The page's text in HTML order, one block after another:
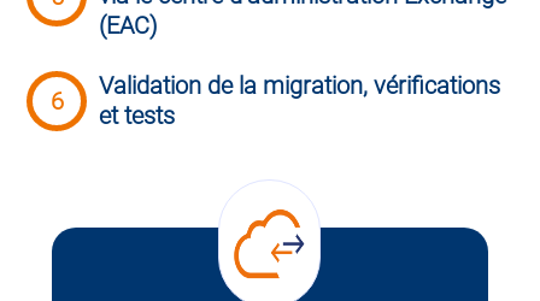
(EAC)
6
Validation de la migration, vérifications
et tests